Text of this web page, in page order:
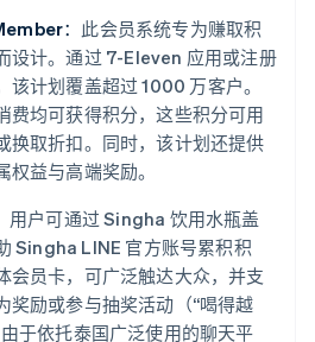
： 此会员系统专为赚取积
设计。通过 7-Eleven 应用或注册
该计划覆盖超过 1000 万客户。
费均可获得积分，这些积分可用
换取折扣。同时，该计划还提供
益与高端奖励。
用户可通过 Singha 饮用水瓶盖
Singha LINE 官方账号累积积
会员卡，可广泛触达大众，并支
奖励或参与抽奖活动（“喝得越
于依托泰国广泛使用的聊天平